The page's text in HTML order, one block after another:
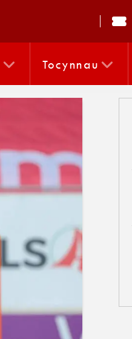
Tocynnau